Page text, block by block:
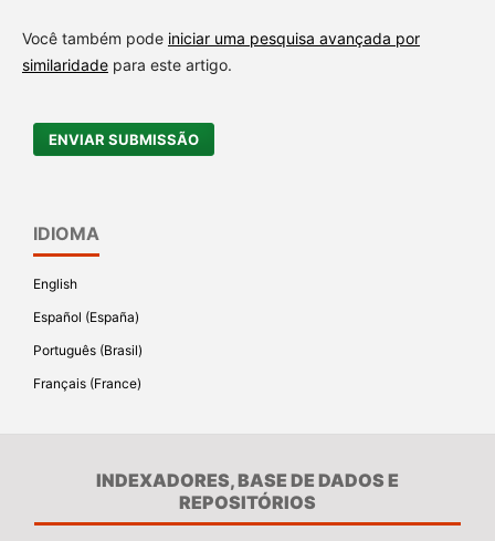
Você também pode iniciar uma pesquisa avançada por
similaridadepara este artigo.
ENVIAR SUBMISSÃO
IDIOMA
English
Español (España)
Português (Brasil)
Français (France)
INDEXADORES, BASE DE DADOS E
REPOSITÓRIOS